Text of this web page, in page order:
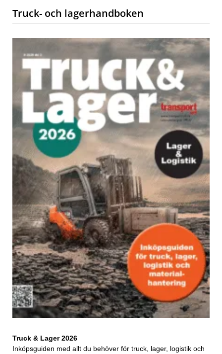
Truck- och lagerhandboken
Truck & Lager 2026
Inköpsguiden med allt du behöver för truck, lager, logistik och